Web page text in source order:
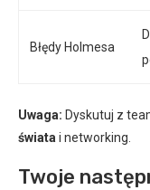
Błędy Holmesa
Uwaga: Dyskutuj z
świata i networking.
Twoje